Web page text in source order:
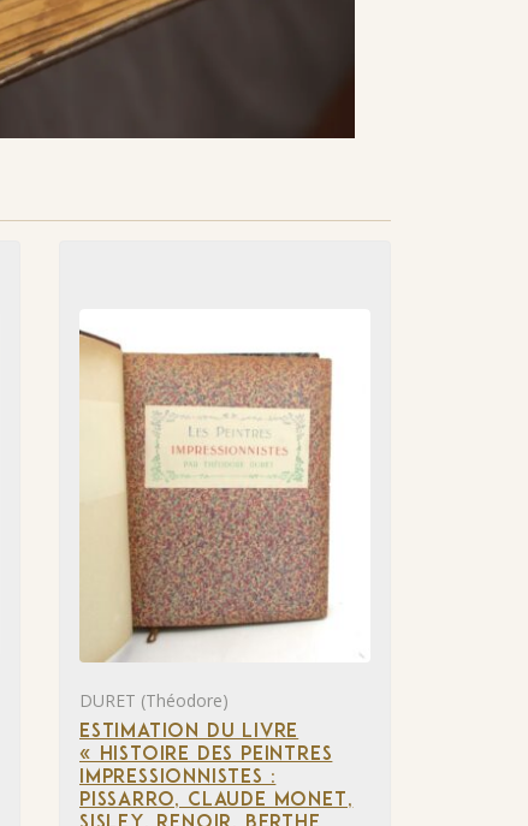
DURET (Théodore)
ESTIMATION DU LIVRE
« HISTOIRE DES PEINTRES
IMPRESSIONNISTES :
PISSARRO, CLAUDE MONET,